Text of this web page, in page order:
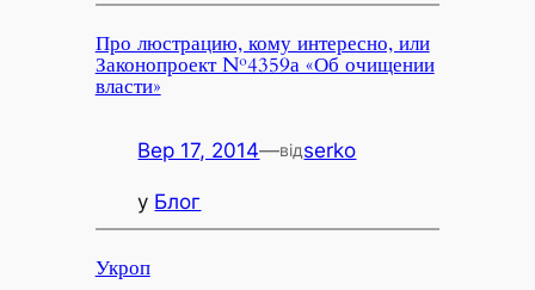
Про люстрацию, кому интересно, или
Законопроект №4359а «Об очищении
власти»
Вер 17, 2014—відserko
у Блог
Укроп